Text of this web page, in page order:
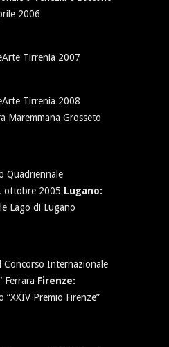
2006
Tirrenia 2007
Tirrenia 2008
Maremmana Grosseto
Quadriennale
ottobre 2005 Lugano:
Lago di Lugano
Concorso Internazionale
Ferrara Firenze:
“XXIV Premio Firenze”